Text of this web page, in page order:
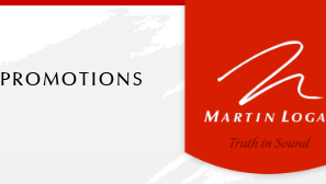
promotions